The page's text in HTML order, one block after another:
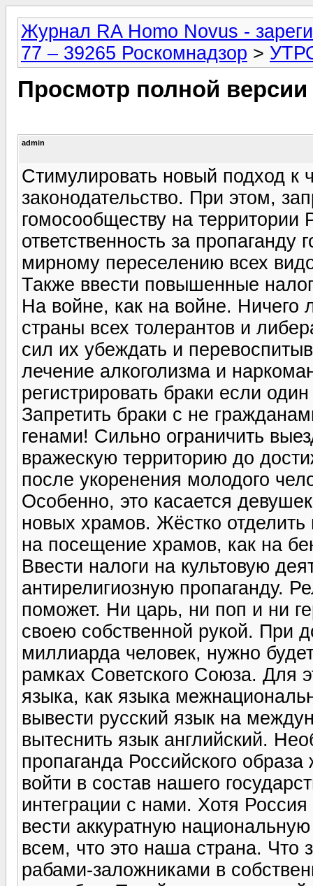
Журнал RA Homo Novus -
77 – 39265 Роскомнадзор >
Просмотр полной
admin
Стимулировать новый подход к
законодательство. При этом,
гомосообществу на территории
ответственность за
мирному переселению всех
Также ввести повышенные
На войне, как на войне. Ничего
страны всех толерантов и
сил их убеждать и
лечение алкоголизма и
регистрировать браки если
Запретить браки с не
генами! Сильно ограничить
вражескую территорию до
после укоренения молодого
Особенно, это касается
новых храмов. Жёстко отделить
на посещение храмов, как на
Ввести налоги на культовую
антирелигиозную пропаганду.
поможет. Ни царь, ни поп и ни
своею собственной рукой. При
миллиарда человек, нужно
рамках Советского Союза. Для
языка, как языка
вывести русский язык на
вытеснить язык английский.
пропаганда Российского
войти в состав нашего
интеграции с нами. Хотя
вести аккуратную
всем, что это наша страна. Что
рабами-заложниками в